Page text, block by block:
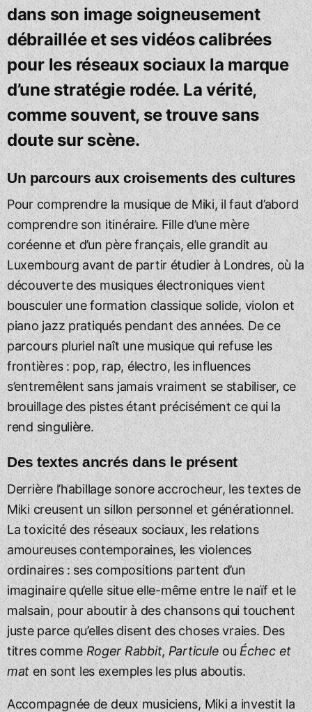
dans son image soigneusement
débraillée et ses vidéos calibrées
pour les réseaux sociaux la marque
d’une stratégie rodée. La vérité,
comme souvent, se trouve sans
doute sur scène.
Un parcours aux croisements des cultures
Pour comprendre la musique de Miki, il faut d’abord
comprendre son itinéraire. Fille d’une mère
coréenne et d’un père français, elle grandit au
Luxembourg avant de partir étudier à Londres, où la
découverte des musiques électroniques vient
bousculer une formation classique solide, violon et
piano jazz pratiqués pendant des années. De ce
parcours pluriel naît une musique qui refuse les
frontières : pop, rap, électro, les influences
s’entremêlent sans jamais vraiment se stabiliser, ce
brouillage des pistes étant précisément ce qui la
rend singulière.
Des textes ancrés dans le présent
Derrière l’habillage sonore accrocheur, les textes de
Miki creusent un sillon personnel et générationnel.
La toxicité des réseaux sociaux, les relations
amoureuses contemporaines, les violences
ordinaires : ses compositions partent d’un
imaginaire qu’elle situe elle-même entre le naïf et le
malsain, pour aboutir à des chansons qui touchent
juste parce qu’elles disent des choses vraies. Des
titres commeRoger Rabbit, Particule ouÉchec et
mat en sont les exemples les plus aboutis.
Accompagnée de deux musiciens, Miki a investit la